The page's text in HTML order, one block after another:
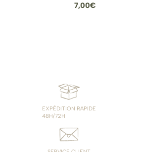
7,00€
EXPÉDITION RAPIDE
48H/72H